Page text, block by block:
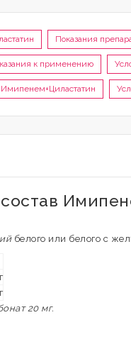
Показания
к применению
Имипенем+Циластатин
белого или белого с
20 мг.